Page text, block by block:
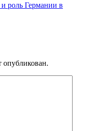
роль Германии в
опубликован.